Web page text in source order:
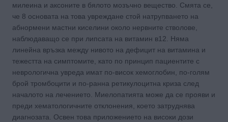
милеина и аксоните в бялото мозъчно вещество. Смята се,
че 8 основата на това увреждане стой натрупването на
абнормени мастни киселини около нервните стволове,
наблюдаващо се при липсата на витамин в12. Няма
линейна връзка между нивото на дефицит на витамина и
тежестта на симптомите, като по принцип пациентите с
неврологична увреда имат по-висок хемоглобин, по-голям
брой тромбоцити и по-ранна ретикулоцитна криза след
началото на лечението. Миелопатията може да се прояви и
преди хематологичните отклонения, което затруднява
диагнозата. Освен това приложението на високи дози